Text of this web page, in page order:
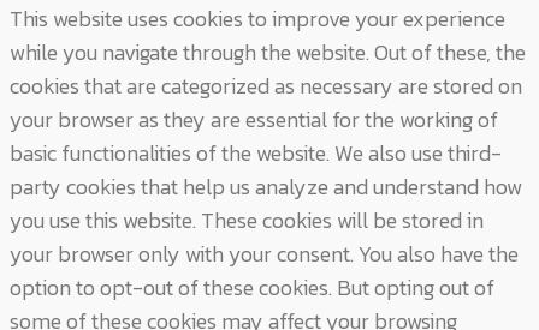
This website uses cookies to improve your experience
while you navigate through the website. Out of these, the
cookies that are categorized as necessary are stored on
your browser as they are essential for the working of
basic functionalities of the website. We also use third-
party cookies that help us analyze and understand how
you use this website. These cookies will be stored in
your browser only with your consent. You also have the
option to opt-out of these cookies. But opting out of
some of these cookies may affect your browsing